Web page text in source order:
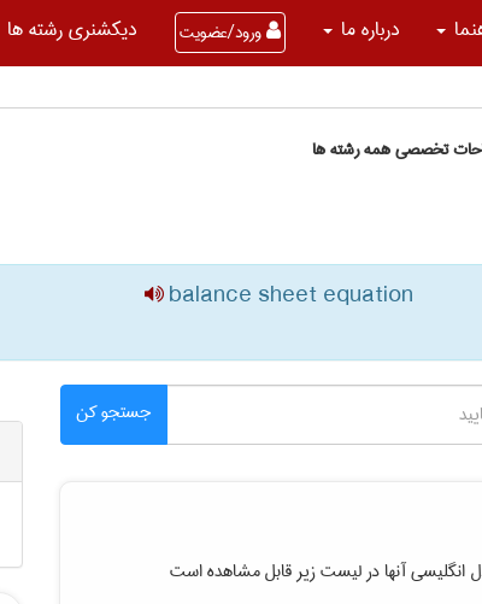
درباره ما ورود/عضویت دیکشنری رشته ها
تخصصی همه رشته ها
balance sheet equation
جستجو کن
انگلیسی آنها در لیست زیر قابل مشاهده است